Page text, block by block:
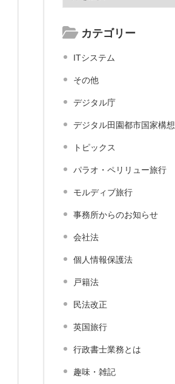
カテゴリー
ITシステム
その他
デジタル庁
デジタル田園都市国家構想
トピックス
パラオ・ペリリュー旅行
モルディブ旅行
事務所からのお知らせ
会社法
個人情報保護法
戸籍法
民法改正
英国旅行
行政書士業務とは
趣味・雑記